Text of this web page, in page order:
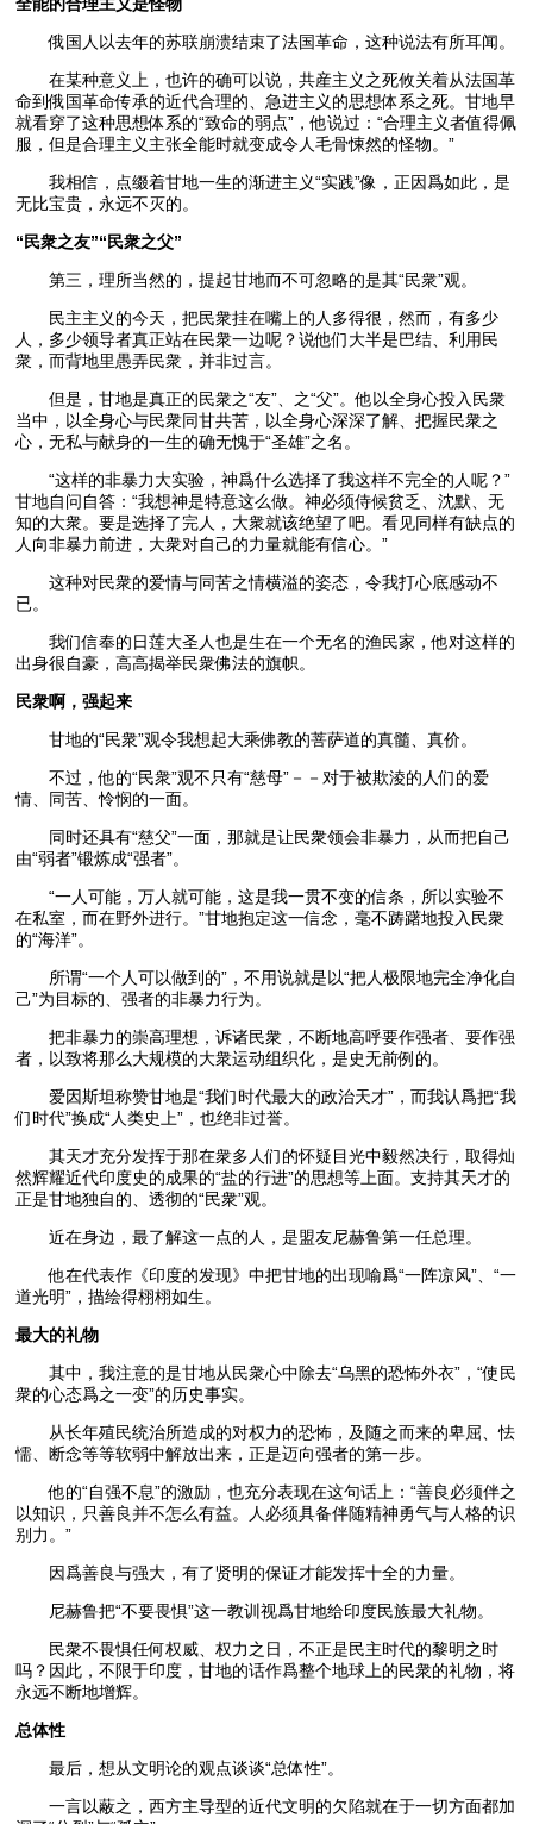
俄国人以去年的苏联崩溃结束了法国革命，这种说法有所耳闻。
在某种意义上，也许的确可以说，共産主义之死攸关着从法国革
命到俄国革命传承的近代合理的、急进主义的思想体系之死。甘地早
就看穿了这种思想体系的“致命的弱点”，他说过：“合理主义者值得佩
服，但是合理主义主张全能时就变成令人毛骨悚然的怪物。”
我相信，点缀着甘地一生的渐进主义“实践”像，正因爲如此，是
无比宝贵，永远不灭的。
“民衆之友”“民衆之父”
第三，理所当然的，提起甘地而不可忽略的是其“民衆”观。
民主主义的今天，把民衆挂在嘴上的人多得很，然而，有多少
人，多少领导者真正站在民衆一边呢？说他们大半是巴结、利用民
衆，而背地里愚弄民衆，并非过言。
但是，甘地是真正的民衆之“友”、之“父”。他以全身心投入民衆
当中，以全身心与民衆同甘共苦，以全身心深深了解、把握民衆之
心，无私与献身的一生的确无愧于“圣雄”之名。
“这样的非暴力大实验，神爲什么选择了我这样不完全的人呢？”
甘地自问自答：“我想神是特意这么做。神必须侍候贫乏、沈默、无
知的大衆。要是选择了完人，大衆就该绝望了吧。看见同样有缺点的
人向非暴力前进，大衆对自己的力量就能有信心。”
这种对民衆的爱情与同苦之情横溢的姿态，令我打心底感动不
已。
我们信奉的日莲大圣人也是生在一个无名的渔民家，他对这样的
出身很自豪，高高揭举民衆佛法的旗帜。
民衆啊，强起来
甘地的“民衆”观令我想起大乘佛教的菩萨道的真髓、真价。
不过，他的“民衆”观不只有“慈母”－－对于被欺淩的人们的爱
情、同苦、怜悯的一面。
同时还具有“慈父”一面，那就是让民衆领会非暴力，从而把自己
由“弱者”锻炼成“强者”。
“一人可能，万人就可能，这是我一贯不变的信条，所以实验不
在私室，而在野外进行。”甘地抱定这一信念，毫不踌躇地投入民衆
的“海洋”。
所谓“一个人可以做到的”，不用说就是以“把人极限地完全净化自
己”为目标的、强者的非暴力行为。
把非暴力的崇高理想，诉诸民衆，不断地高呼要作强者、要作强
者，以致将那么大规模的大衆运动组织化，是史无前例的。
爱因斯坦称赞甘地是“我们时代最大的政治天才”，而我认爲把“我
们时代”换成“人类史上”，也绝非过誉。
其天才充分发挥于那在衆多人们的怀疑目光中毅然决行，取得灿
然辉耀近代印度史的成果的“盐的行进”的思想等上面。支持其天才的
正是甘地独自的、透彻的“民衆”观。
近在身边，最了解这一点的人，是盟友尼赫鲁第一任总理。
他在代表作《印度的发现》中把甘地的出现喻爲“一阵凉风”、“一
道光明”，描绘得栩栩如生。
最大的礼物
其中，我注意的是甘地从民衆心中除去“乌黑的恐怖外衣”，“使民
衆的心态爲之一变”的历史事实。
从长年殖民统治所造成的对权力的恐怖，及随之而来的卑屈、怯
懦、断念等等软弱中解放出来，正是迈向强者的第一步。
他的“自强不息”的激励，也充分表现在这句话上：“善良必须伴之
以知识，只善良并不怎么有益。人必须具备伴随精神勇气与人格的识
别力。”
因爲善良与强大，有了贤明的保证才能发挥十全的力量。
尼赫鲁把“不要畏惧”这一教训视爲甘地给印度民族最大礼物。
民衆不畏惧任何权威、权力之日，不正是民主时代的黎明之时
吗？因此，不限于印度，甘地的话作爲整个地球上的民衆的礼物，将
永远不断地增辉。
总体性
最后，想从文明论的观点谈谈“总体性”。
一言以蔽之，西方主导型的近代文明的欠陷就在于一切方面都加